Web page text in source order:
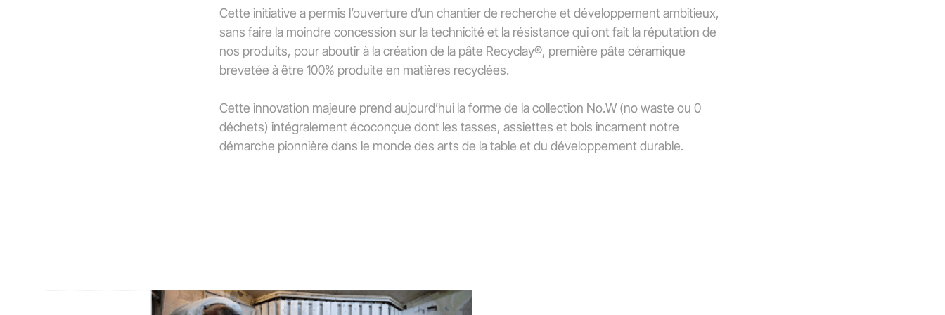
Cette initiative a permis l’ouverture d’un chantier de recherche et développement ambitieux,
sans faire la moindre concession sur la technicité et la résistance qui ont fait la réputation de
nos produits, pour aboutir à la création de la pâte Recyclay®, première pâte céramique
brevetée à être 100% produite en matières recyclées.
Cette innovation majeure prend aujourd’hui la forme de la collection No.W (no waste ou 0
déchets) intégralement écoconçue dont les tasses, assiettes et bols incarnent notre
démarche pionnière dans le monde des arts de la table et du développement durable.